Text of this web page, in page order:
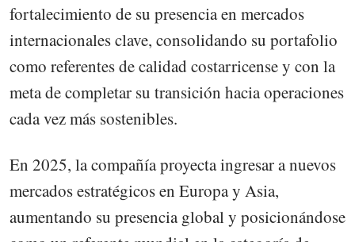
fortalecimiento de su presencia en mercados
internacionales clave, consolidando su portafolio
como referentes de calidad costarricense y con la
meta de completar su transición hacia operaciones
cada vez más sostenibles.
En 2025, la compañía proyecta ingresar a nuevos
mercados estratégicos en Europa y Asia,
aumentando su presencia global y posicionándose